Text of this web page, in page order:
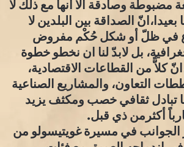
مضبوطة وصادقة الّا انها مع ذلك لا
الصداقة بين البلدين لا
في ظلّ أو شكل حُكْم مفروض
بل لابدّ لنا ان نخطو خطوة
كلاًّ من القطاعات الاقتصادية،
التعاون، والمشاريع الصناعية
تبادل ثقافي خصب ومكثف يزيد
أكثرمن ذي قبل.
الجوانب في مسيرة غويتيسولو من